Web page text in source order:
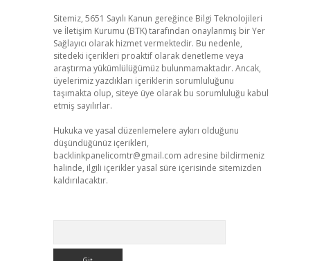
Sitemiz, 5651 Sayılı Kanun gereğince Bilgi Teknolojileri
ve İletişim Kurumu (BTK) tarafından onaylanmış bir Yer
Sağlayıcı olarak hizmet vermektedir. Bu nedenle,
sitedeki içerikleri proaktif olarak denetleme veya
araştırma yükümlülüğümüz bulunmamaktadır. Ancak,
üyelerimiz yazdıkları içeriklerin sorumluluğunu
taşımakta olup, siteye üye olarak bu sorumluluğu kabul
etmiş sayılırlar.
Hukuka ve yasal düzenlemelere aykırı olduğunu
düşündüğünüz içerikleri,
backlinkpanelicomtr@gmail.com adresine bildirmeniz
halinde, ilgili içerikler yasal süre içerisinde sitemizden
kaldırılacaktır.